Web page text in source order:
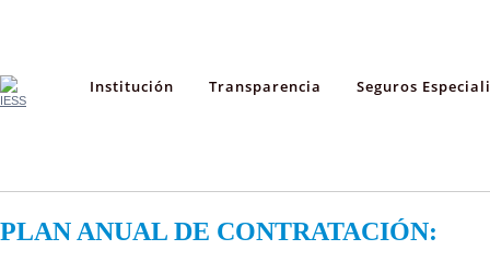
Institución Transparencia Seguros
PLAN ANUAL DE CONTRATACIÓN: